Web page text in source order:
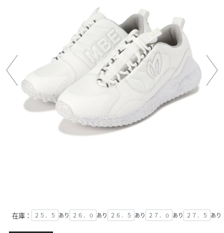
在庫： ２５．５ あり ２６．０ あり ２６．５ あり ２７．０ あり ２７．５ あり